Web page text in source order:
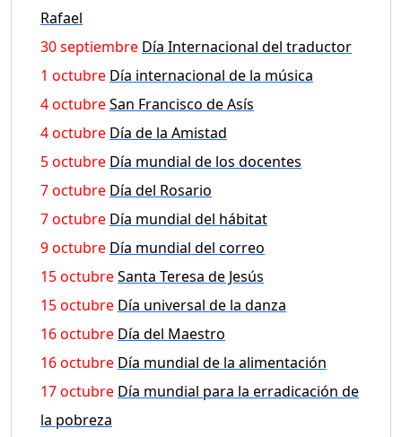
Rafael
30 septiembre Día Internacional del traductor
1 octubre Día internacional de la música
4 octubreSan Francisco de Asís
4 octubre Día de la Amistad
5 octubre Día mundial de los docentes
7 octubre Día del Rosario
7 octubre Día mundial del hábitat
9 octubre Día mundial del correo
15 octubreSanta Teresa de Jesús
15 octubre Día universal de la danza
16 octubre Día del Maestro
16 octubre Día mundial de la alimentación
17 octubre Día mundial para la erradicación de
la pobreza